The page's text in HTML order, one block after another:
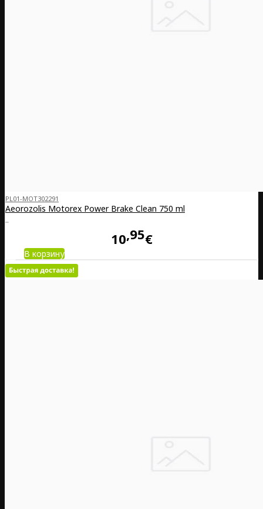
PL01-MOT302291
Aeorozolis Motorex Power Brake Clean 750 ml
..
10 95€
В корзину